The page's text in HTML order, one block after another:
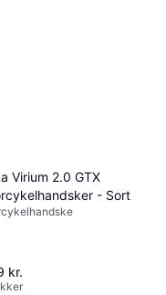
Virium 2.0 GTX
- Sort
kr.